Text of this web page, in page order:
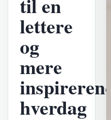
lettere
og
mere
inspirerende
hverdag